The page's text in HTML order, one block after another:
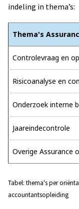
indeling in thema’s:
Thema's
Controlevraag en
Risicoanalyse en
Onderzoek interne
Jaareindecontrole
Overige Assurance
Tabel: thema's per
accountantsopleiding